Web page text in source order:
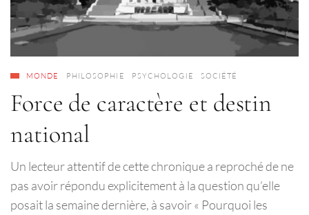
MONDE PHILOSOPHIE PSYCHOLOGIE SOCIÉTÉ
Force de caractère et destin
national
Un lecteur attentif de cette chronique a reproché de ne
pas avoir répondu explicitement à la question qu’elle
posait la semaine dernière, à savoir « Pourquoi les